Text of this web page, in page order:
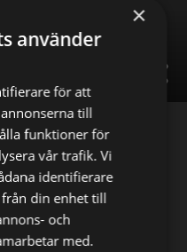
share
Sanusi
E-postadress
×
använder
för att
till
funktioner för
vår trafik. Vi
identifierare
din enhet till
och
med.